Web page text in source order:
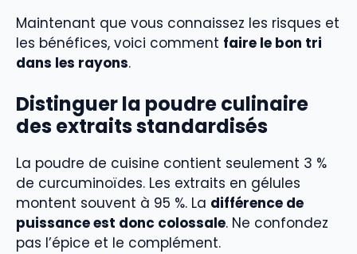
Maintenant que vous connaissez les risques et
les bénéfices, voici comment faire le bon tri
dans les rayons.
Distinguer la poudre culinaire
des extraits standardisés
La poudre de cuisine contient seulement 3 %
de curcuminoïdes. Les extraits en gélules
montent souvent à 95 %. La différence de
puissance est donc colossale. Ne confondez
pas l’épice et le complément.